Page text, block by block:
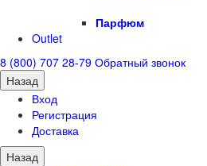
Парфюм
Outlet
8 (800) 707 28-79 Обратный звонок
Назад
Вход
Регистрация
Доставка
Назад